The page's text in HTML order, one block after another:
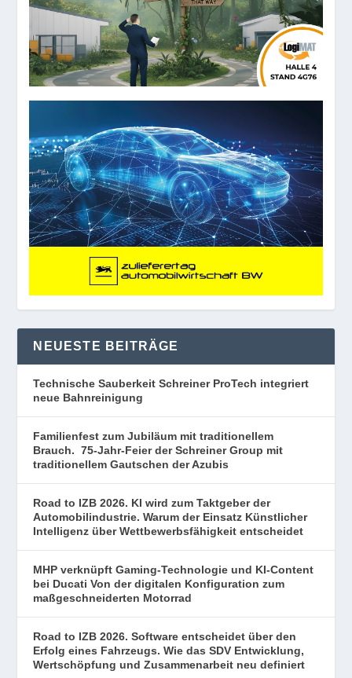
NEUESTE BEITRÄGE
Technische Sauberkeit Schreiner ProTech integriert
neue Bahnreinigung
Familienfest zum Jubiläum mit traditionellem
Brauch. 75-Jahr-Feier der Schreiner Group mit
traditionellem Gautschen der Azubis
Road to IZB 2026. KI wird zum Taktgeber der
Automobilindustrie. Warum der Einsatz Künstlicher
Intelligenz über Wettbewerbsfähigkeit entscheidet
MHP verknüpft Gaming-Technologie und KI-Content
bei Ducati Von der digitalen Konfiguration zum
maßgeschneiderten Motorrad
Road to IZB 2026. Software entscheidet über den
Erfolg eines Fahrzeugs. Wie das SDV Entwicklung,
Wertschöpfung und Zusammenarbeit neu definiert